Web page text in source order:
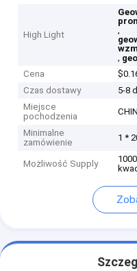
High Light
,
,
Cena
Czas dostawy
5-8
Miejsce
pochodzenia
Minimalne
zamówienie
1 *
Możliwość Supply